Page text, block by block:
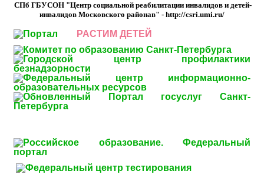
СПб ГБУСОН "Центр социальной реабилитации инвалидов и детей-
инвалидов Московского районав" - http://csri.umi.ru/
РАСТИМ ДЕТЕЙ